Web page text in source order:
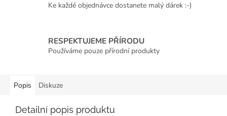
Ke každé objednávce dostanete malý dárek :-)
RESPEKTUJEME PŘÍRODU
Používáme pouze přírodní produkty
Popis Diskuze
Detailní popis produktu